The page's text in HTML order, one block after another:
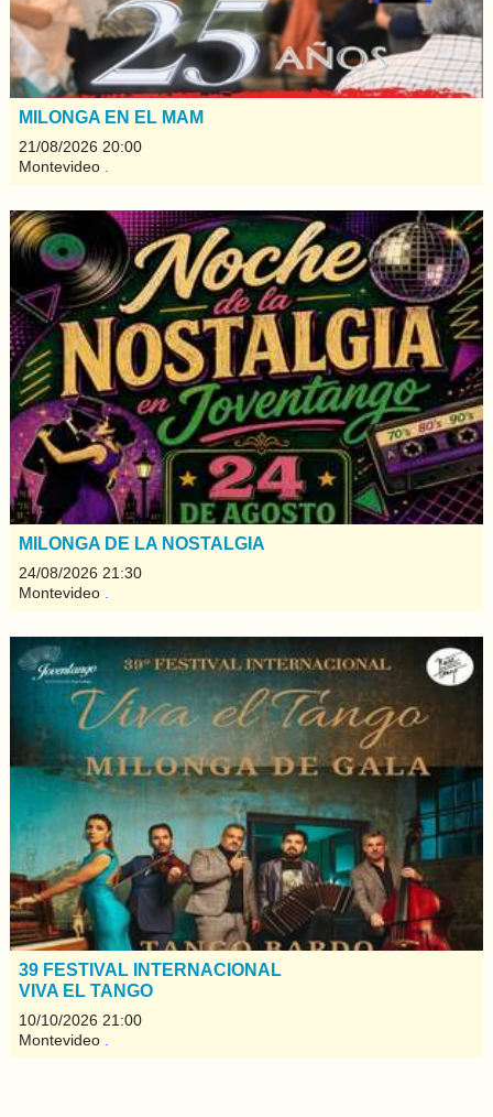
MILONGA EN EL MAM
21/08/2026 20:00
Montevideo
MILONGA DE LA NOSTALGIA
24/08/2026 21:30
Montevideo
39 FESTIVAL INTERNACIONAL
VIVA EL TANGO
10/10/2026 21:00
Montevideo